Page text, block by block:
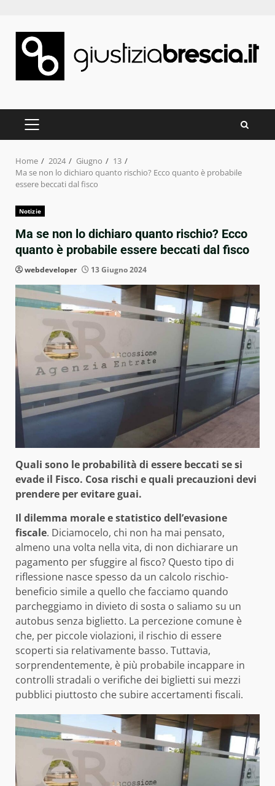
content
PRIMARY
Home 2024 Giugno
13
Ma se non lo dichiaro quanto rischio? Ecco quanto è probabile
essere beccati dal fisco
Notizie
Ma se non lo dichiaro quanto rischio? Ecco
quanto è probabile essere beccati dal fisco
webdeveloper 13 Giugno 2024
Quali sono le probabilità di essere beccati se si
evade il Fisco. Cosa rischi e quali precauzioni devi
prendere per evitare guai.
Il dilemma morale e statistico dell’evasione
fiscale. Diciamocelo, chi non ha mai pensato,
almeno una volta nella vita, di non dichiarare un
pagamento per sfuggire al fisco? Questo tipo di
riflessione nasce spesso da un calcolo rischio-
beneficio simile a quello che facciamo quando
parcheggiamo in divieto di sosta o saliamo su un
autobus senza biglietto. La percezione comune è
che, per piccole violazioni, il rischio di essere
scoperti sia relativamente basso. Tuttavia,
sorprendentemente, è più probabile incappare in
controlli stradali o verifiche dei biglietti sui mezzi
pubblici piuttosto che subire accertamenti fiscali.